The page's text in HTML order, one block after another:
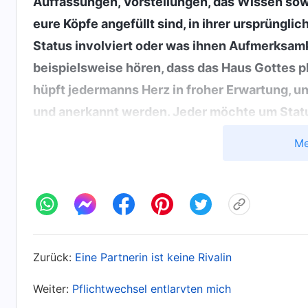
eure Köpfe angefüllt sind, in ihrer
Status involviert oder was ihnen
beispielsweise hören, dass das Haus Gottes
hüpft jedermanns Herz in froher Erwartung,
und anerkannt werden. Jeder möchte um
den Ruhm? Warum bin ich nie dran?‘ Und
überwinden. Zeigt das nicht eine unreife
werden, sind sie dann nicht in Satans Falle
Zurück: Eine Partnerin ist keine Rivalin
Weiter: Pflichtwechsel entlarvten mich